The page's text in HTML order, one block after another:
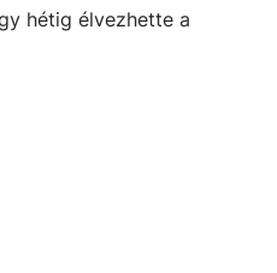
hétig élvezhette a